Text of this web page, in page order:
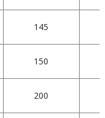
145
150
200